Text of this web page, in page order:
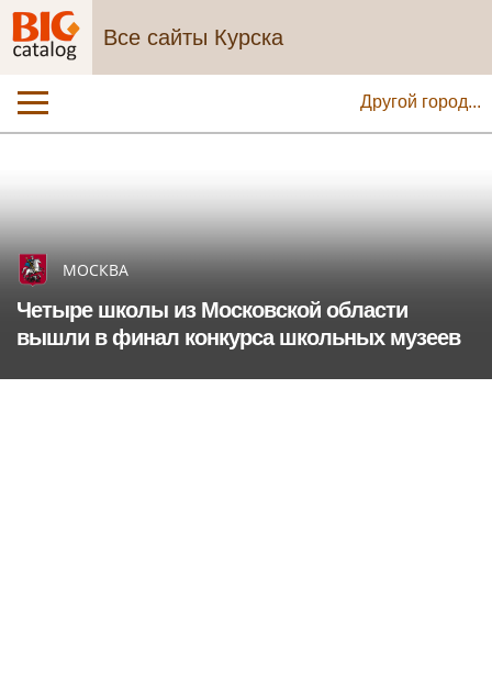
Все сайты Курска
Другой город...
МОСКВА
Четыре школы из Московской области
вышли в финал конкурса школьных музеев